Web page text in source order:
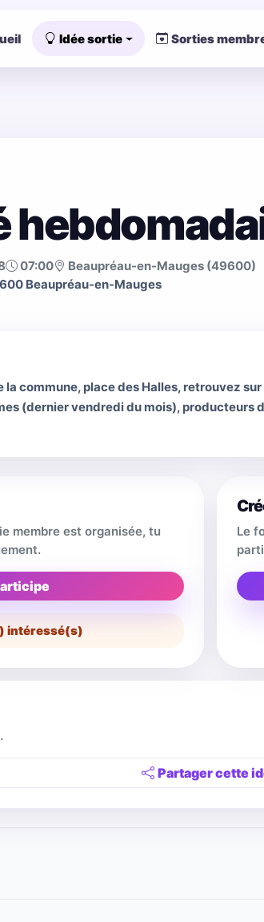
Idée sortie Sorties
07:00
Beaupréau-en-Mauges (49600)
Beaupréau-en-Mauges
commune, place des Halles, retrouvez
(dernier vendredi du mois),
membre est organisée, tu
intéressé(s)
Le
Partager cette